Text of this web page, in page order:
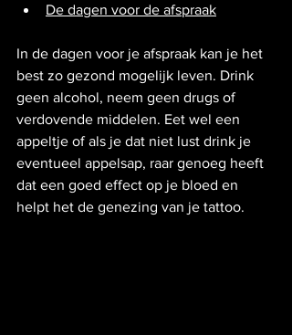
De dagen voor de afspraak
In de dagen voor je afspraak kan je het
best zo gezond mogelijk leven. Drink
geen alcohol, neem geen drugs of
verdovende middelen. Eet wel een
appeltje of als je dat niet lust drink je
eventueel appelsap, raar genoeg heeft
dat een goed effect op je bloed en
helpt het de genezing van je tattoo.